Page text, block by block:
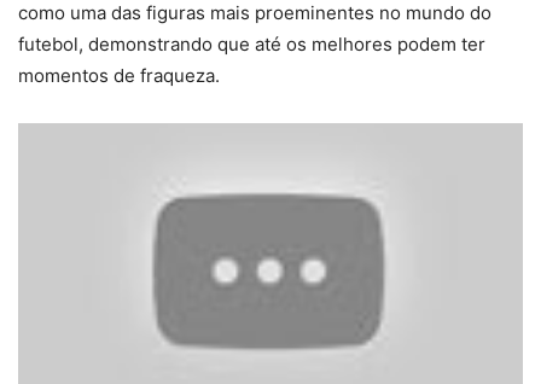
como uma das figuras mais proeminentes no mundo do
futebol, demonstrando que até os melhores podem ter
momentos de fraqueza.